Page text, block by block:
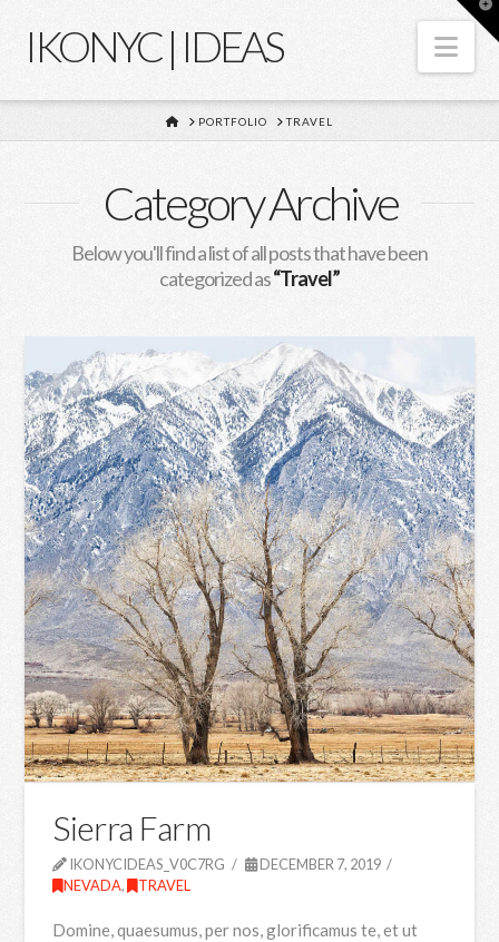
IKONYC | IDEAS
HOMEPORTFOLIO TRAVEL
Category Archive
Below you'll find a list of all posts that have been
categorized as“Travel”
Sierra Farm
IKONYCIDEAS_V0C7RG
DECEMBER 7, 2019
NEVADA, TRAVEL
Domine, quaesumus, per nos, glorificamus te, et ut